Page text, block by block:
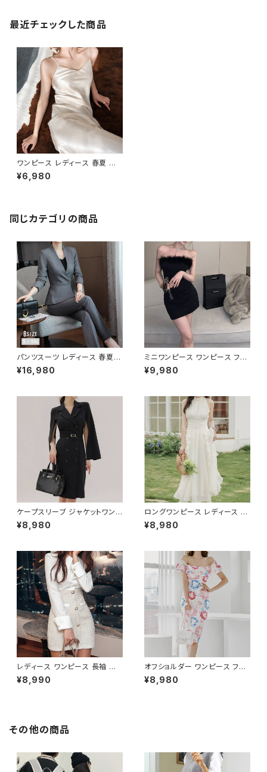
最近チェックした商品
ワンピース レディース 春夏 秋
冬 春 夏 秋 冬 黒 白 キャミソー
ルワンピース サテンワンピース
ドレス 結婚式 部屋着 韓国 デー
トコーデ お出かけ お呼ばれ ア
ラック 10代 20代 30代 40代
C-OSS0044
¥6,980
同じカテゴリの商品
パンツスーツ レディース 春夏
秋冬 春 夏 秋 冬 黒 紺 スーツ
上下セット 2点セット ジャケット
ビジネススーツ ロング パンツス
ーツ ロングパンツ ペプラム ノー
カラースーツ ペプラムジャケット
レディーススーツ 大きいサイズ
オフィス OL オフィスカジュアル
ビジネス 結婚式 パーティー お
呼ばれ ブラック ネイビー グレ
ー S M L XL 2XL 3XL 4XL 5
XL 10代 20代 30代 40代 C-
WAW1079
¥16,980
ミニワンピース ワンピース フェ
ザーデザイン タイトワンピース
チューブトップ レディース 春夏
ワンピドレス OL エレガント フ
ォーマル ブラック ボルドー ホワ
イト 大きいサイズ きれいめ ドレ
スワンピース お呼ばれ 韓国 フ
ァッション オフィスカジュアル 韓
国風 キャバドレス ナイトドレス
ナイトワンピ カジュアル 10代 2
0代 30代 40代 C-OSS0127
¥9,980
ケープスリーブ ジャケットワンピ
ース ベルト付き ワンピース レデ
ィース 長袖 襟付き タイト スー
ート 二次会 結婚式 春 夏 秋 冬
お呼ばれ ブラック ベージュ お
しゃれ 高見え 20代 30代 40代
フォーマル 体型カバー 人気 トレ
ンド C-OSS0136
¥8,980
ロングワンピース レディース シ
フォン フリル ハイネック ノース
リーブ フレア Aライン エレガン
秋 冬 お呼ばれ デート 食事会
フォーマル リゾート パーティー
人気 大人可愛い ホワイト C-O
¥8,980
レディース ワンピース 長袖 シャ
ツワンピース ツイード切替 ミニ
ワンピース 上品 フォーマル ホ
冬 着痩せ効果 きちんと見え カ
¥8,990
オフショルダー ワンピース フラ
ワー柄 タイトワンピース ドレス
花柄ワンピ 春夏 エレガント 大
¥8,980
その他の商品